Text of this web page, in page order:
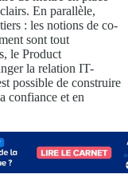
En parallèle,
: les notions de co-
sont tout
le Product
la relation IT-
possible de construire
confiance et en